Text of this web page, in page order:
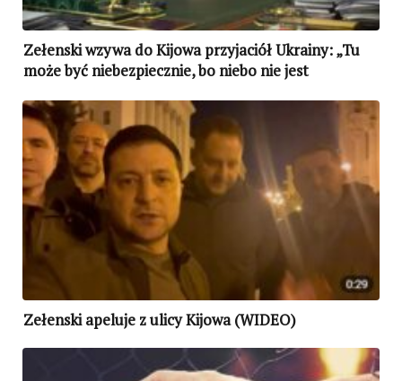
Zełenski wzywa do Kijowa przyjaciół Ukrainy: „Tu
może być niebezpiecznie, bo niebo nie jest
Zełenski apeluje z ulicy Kijowa (WIDEO)